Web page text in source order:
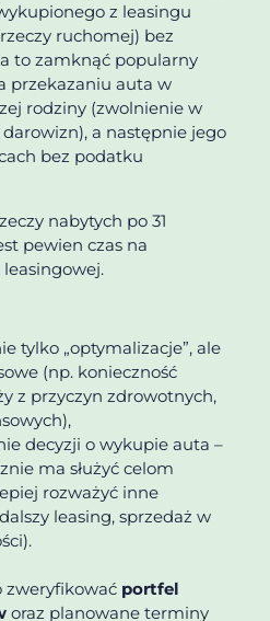
z leasingu
ruchomej) bez
to zamknąć popularny
przekazaniu auta w
rodziny (zwolnienie w
a następnie jego
bez podatku
nabytych po 31
pewien czas na
tylko „optymalizacje”, ale
(np. konieczność
z przyczyn zdrowotnych,
decyzji o wykupie auta –
ma służyć celom
rozważyć inne
leasing, sprzedaż w
zweryfikować portfel
oraz planowane terminy